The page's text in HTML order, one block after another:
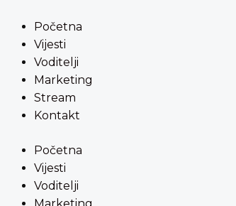
sadržaj
Početna
Vijesti
Voditelji
Marketing
Stream
Kontakt
Početna
Vijesti
Voditelji